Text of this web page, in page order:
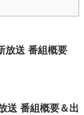
放送 番組概要
送 番組概要＆出